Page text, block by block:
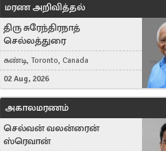
மரண அறிவித்தல்
திரு சுரேந்திரநாத்
செல்லத்துரை
கண்டி, Toronto, Canada
02 Aug, 2026
அகாலமரணம்
செல்வன் வலன்ரைன்
ஸ்ரெவான்